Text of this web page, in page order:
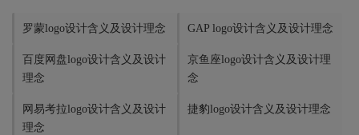
罗蒙logo设计含义及设计理念 GAP logo设计含义及设计理念
百度网盘logo设计含义及设计
理念
京鱼座logo设计含义及设计理
念
网易考拉logo设计含义及设计
理念
捷豹logo设计含义及设计理念